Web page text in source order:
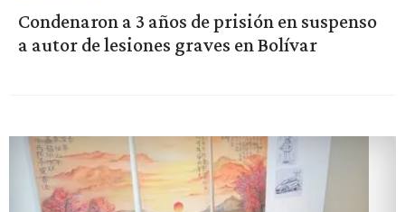
Condenaron a 3 años de prisión en suspenso
a autor de lesiones graves en Bolívar